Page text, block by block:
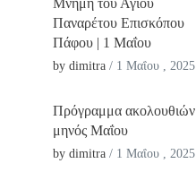
Μνήμη του Αγίου
Παναρέτου Επισκόπου
Πάφου | 1 Μαΐου
by dimitra / 1 Μαΐου , 2025
Πρόγραμμα ακολουθιών
μηνός Μαΐου
by dimitra / 1 Μαΐου , 2025